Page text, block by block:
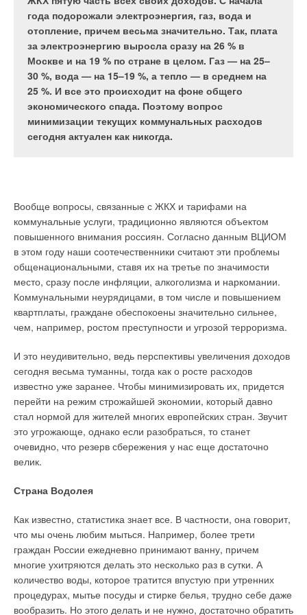
года подорожали электроэнергия, газ, вода и
отопление, причем весьма значительно. Так, плата
за электроэнергию выросла сразу на 26 % в
Москве и на 19 % по стране в целом. Газ — на 25–
30 %, вода — на 15–19 %, а тепло — в среднем на
25 %. И все это происходит на фоне общего
экономического спада. Поэтому вопрос
минимизации текущих коммунальных расходов
сегодня актуален как никогда.
Вообще вопросы, связанные с ЖКХ и тарифами на
коммунальные услуги, традиционно являются объектом
повышенного внимания россиян. Согласно данным ВЦИОМ
в этом году наши соотечественники считают эти проблемы
общенациональными, ставя их на третье по значимости
место, сразу после инфляции, алкоголизма и наркомании.
Коммунальными неурядицами, в том числе и повышением
квартплаты, граждане обеспокоены значительно сильнее,
чем, например, ростом преступности и угрозой терроризма.
И это неудивительно, ведь перспективы увеличения доходов
сегодня весьма туманны, тогда как о росте расходов
известно уже заранее. Чтобы минимизировать их, придется
перейти на режим строжайшей экономии, который давно
стал нормой для жителей многих европейских стран. Звучит
это угрожающе, однако если разобраться, то станет
очевидно, что резерв сбережения у нас еще достаточно
велик.
Страна Водолея
Как известно, статистика знает все. В частности, она говорит,
что мы очень любим мыться. Например, более трети
граждан России ежедневно принимают ванну, причем
многие ухитряются делать это несколько раз в сутки. А
количество воды, которое тратится впустую при утренних
процедурах, мытье посуды и стирке белья, трудно себе даже
вообразить. Но этого делать и не нужно, достаточно обратить
зданий, промышленных систем водоочистки и
обратного осмоса, городских или районных
насосных станций.
Как показывает практика компании SU Group, в более чем 30
% всех случаев проектирования готовых насосных станций
стандартное исполнение из каталога любого производителя
непосредственно при монтаже в виде дополнительных
затрат и увеличения сроков ввода объекта.
Поэтому специалисты компании SU Group, имея огромный
опыт эксплуатации насосов различной конструкции,
внедрили систему индивидуального производства насосных
установок, которая позволила уже на стадии проектирования
учесть не только технические особенности системы и
помещения, но также учесть следующие особенности
пологий или ниспадающий рабочий график выбираемых
насосов;
монтажные диаметры фланцев насосов и обороты
двигателя (1450 или 2900 мин–1);
вертикальное или горизонтальное исполнение насосов в
станции, а также их количество, правильный выбор
которых очень часто позволяет значительно уменьшить
стоимость всей насосной установки, обеспечивая
привязка установки к монтажной схеме (учитывается
расположение всех труб и их диаметр, выбранный
сроки поставки оборудования (наличие на складе).
Как наиболее интересные нестандартные комплектные
насосные станции можно выделить следующие установки:
1.Станции водоснабжения и пожаротушения, которые
расположенных в г. Москве (далее — Здания 1 и 2).
Рис. 1. Зависимость СДЗ
от Т для Здания 1
энергетических
Табл. 2. Сравнительная
эффективность
энергосберегающих
мероприятий
Наиболее полная методика оценки энергопотребления
зданий, позволяющая учитывать все основные виды
энергозатрат и их снижение за счет применения практически
любых известных энергосберегающих мероприятий,
содержится в общественном Стандарте РНТО строителей
«Нормы теплотехнического проектирования ограждающих
конструкций и оценки энергоэффективности зданий» [1].
постановлением расширенного заседания Бюро Совета
документом добровольного применения в соответствии с
Законом РФ «О техническом регулировании» №184-ФЗ
(ЗТР), подписанным Президентом РФ 27 декабря 2002 г.
Основы данной методики применительно как к жилым, так и
общественным зданиям изложены также в работе [2].
вентиляции для частичного подогрева притока в
холодный период года.
Рис. 1. Зависимость
необходимого значения
Рис. 2. Изменение
эффективности
теплоутилизации kэф2 и
kэф в зависимости от
относительного расхода
теплоносителя G
Рис. 3. Зависимость kэф
от G при разных
показателях n
осуществления тепло-утилизации выражается обычно
где tн и tу — начальные температуры потоков воздуха на
входе в теплоотдающую и тепло-извлекающую секции
утилизатора [°С], т.е. температуры наружного воздуха и
уходящего из помещения; tут — конечная температура
притока за утилизатором [°С]. Если в тепло-извлекающей